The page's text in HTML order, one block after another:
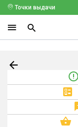
Точки выдачи